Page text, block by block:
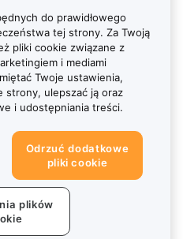
do prawidłowego
tej strony. Za Twoją
pliki cookie związane z
i mediami
Twoje ustawienia,
strony, ulepszać ją oraz
i udostępniania treści.
Odrzuć dodatkowe
pliki cookie
plików